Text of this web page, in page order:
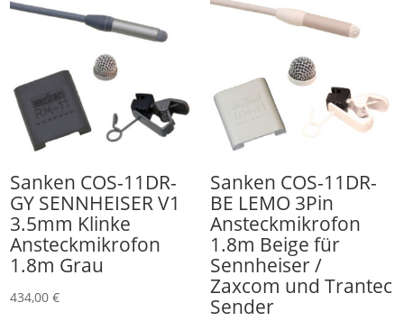
Sanken COS-11DR-
GY SENNHEISER V1
3.5mm Klinke
Ansteckmikrofon
1.8m Grau
434,00€
Sanken COS-11DR-
BE LEMO 3Pin
Ansteckmikrofon
1.8m Beige für
Sennheiser /
Zaxcom und Trantec
Sender